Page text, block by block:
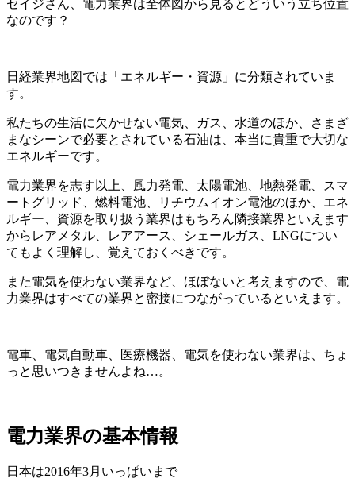
セイジさん、電力業界は全体図から見るとどういう立ち位置
なのです？
日経業界地図では 「エネルギー・資源」 に分類されていま
す。
私たちの生活に欠かせない電気、ガス、水道のほか、さまざ
まなシーンで必要とされている石油は、本当に貴重で大切な
エネルギーです。
電力業界を志す以上、風力発電、太陽電池、地熱発電、スマ
ートグリッド、燃料電池、リチウムイオン電池のほか、エネ
ルギー、資源を取り扱う業界はもちろん隣接業界といえます
からレアメタル、レアアース、シェールガス、LNGについ
てもよく理解し、覚えておくべきです。
また電気を使わない業界など、ほぼないと考えますので、 電
力業界はすべての業界と密接につながっているといえます。
電車、電気自動車、医療機器、電気を使わない業界は、ちょ
っと思いつきませんよね…。
電力業界の基本情報
日本は2016年3月いっぱいまで